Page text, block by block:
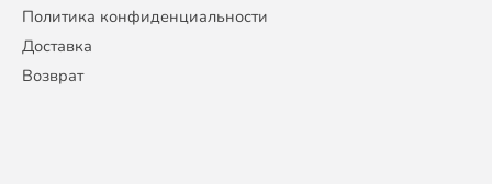
Политика конфиденциальности
Доставка
Возврат